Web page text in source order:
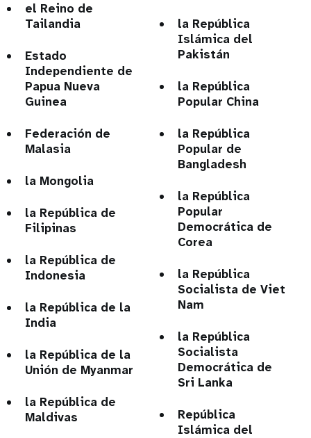
el Reino de
Tailandia
Estado
Independiente de
Papua Nueva
Guinea
Federación de
Malasia
la Mongolia
la República de
Filipinas
la República de
Indonesia
la República de la
India
la República de la
Unión de Myanmar
la República de
Maldivas
la República
Islámica del
Pakistán
la República
Popular China
la República
Popular de
Bangladesh
la República
Popular
Democrática de
Corea
la República
Socialista de Viet
Nam
la República
Socialista
Democrática de
Sri Lanka
República
Islámica del